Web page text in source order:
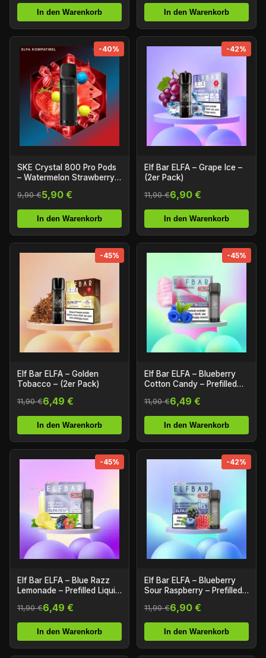
In den Warenkorb In den Warenkorb
-40%
SKE Crystal 800 Pro Pods
– Watermelon Strawberry
9,90 €5,90 €
In den Warenkorb
-42%
Elf Bar ELFA – Grape Ice –
(2er Pack)
11,90 €6,90 €
In den Warenkorb
-45%
Elf Bar ELFA – Golden
Tobacco – (2er Pack)
11,90 €6,49 €
In den Warenkorb
-45%
Elf Bar ELFA – Blueberry
Cotton Candy – Prefilled
11,90 €6,49 €
In den Warenkorb
-45%
Elf Bar ELFA – Blue Razz
Lemonade – Prefilled Liquid
11,90 €6,49 €
In den Warenkorb
-42%
Elf Bar ELFA – Blueberry
Sour Raspberry – Prefilled
11,90 €6,90 €
In den Warenkorb